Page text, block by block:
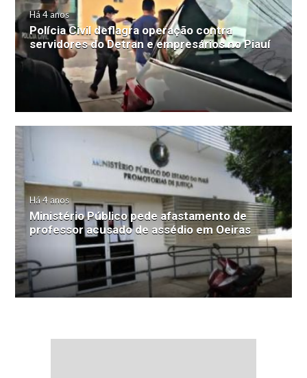
Há 4 anos
Polícia Civil deflagra operação contra
servidores do Detran e empresários no Piauí
Há 4 anos
Ministério Público pede afastamento de
professor acusado de assédio em Oeiras